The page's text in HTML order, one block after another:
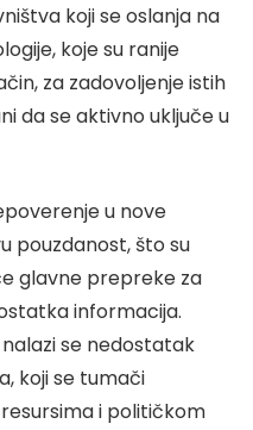
koji se oslanja na
koje su ranije
za zadovoljenje istih
da se aktivno uključe u
u nove
pouzdanost, što su
glavne prepreke za
informacija.
se nedostatak
koji se tumači
i političkom